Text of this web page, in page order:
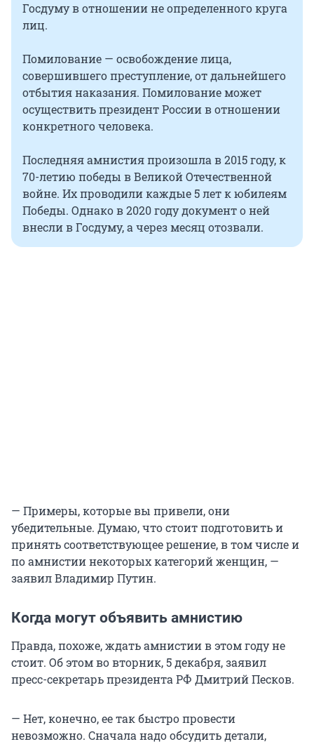
Госдуму в отношении не определенного круга
лиц.
Помилование — освобождение лица,
совершившего преступление, от дальнейшего
отбытия наказания. Помилование может
осуществить президент России в отношении
конкретного человека.
Последняя амнистия произошла в 2015 году, к
70-летию победы в Великой Отечественной
войне. Их проводили каждые 5 лет к юбилеям
Победы. Однако в 2020 году документ о ней
внесли в Госдуму, а через месяц отозвали.
— Примеры, которые вы привели, они
убедительные. Думаю, что стоит подготовить и
принять соответствующее решение, в том числе и
по амнистии некоторых категорий женщин, —
заявил Владимир Путин.
Когда могут объявить амнистию
Правда, похоже, ждать амнистии в этом году не
стоит. Об этом во вторник, 5 декабря, заявил
пресс-секретарь президента РФ Дмитрий Песков.
— Нет, конечно, ее так быстро провести
невозможно. Сначала надо обсудить детали,